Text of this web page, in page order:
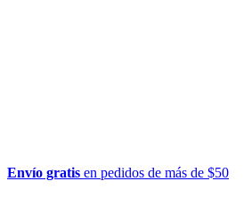
Envío gratis en pedidos de más de $50